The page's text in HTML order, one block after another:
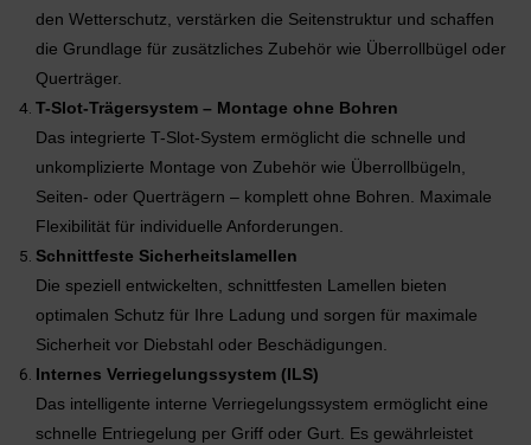
den Wetterschutz, verstärken die Seitenstruktur und schaffen
die Grundlage für zusätzliches Zubehör wie Überrollbügel oder
Querträger.
T-Slot-Trägersystem – Montage ohne Bohren
Das integrierte T-Slot-System ermöglicht die schnelle und
unkomplizierte Montage von Zubehör wie Überrollbügeln,
Seiten- oder Querträgern – komplett ohne Bohren. Maximale
Flexibilität für individuelle Anforderungen.
Schnittfeste Sicherheitslamellen
Die speziell entwickelten, schnittfesten Lamellen bieten
optimalen Schutz für Ihre Ladung und sorgen für maximale
Sicherheit vor Diebstahl oder Beschädigungen.
Internes Verriegelungssystem (ILS)
Das intelligente interne Verriegelungssystem ermöglicht eine
schnelle Entriegelung per Griff oder Gurt. Es gewährleistet